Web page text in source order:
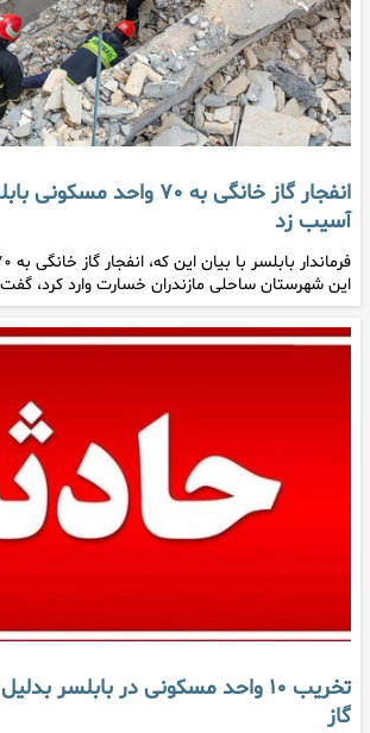
انفجار گاز خانگی به ۷۰ واحد
آسیب زد
این شهرستان ساحلی مازندران خسارت وارد کرد،
تخریب ۱۰ واحد مسکونی در بابلسر
گاز